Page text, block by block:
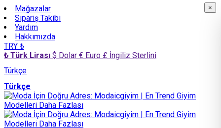
Mağazalar
Sipariş Takibi
Yardım
Hakkımızda
TRY ₺
₺ Türk Lirası $ Dolar € Euro £ İngiliz Sterlini
Türkçe
Türkçe
×
×